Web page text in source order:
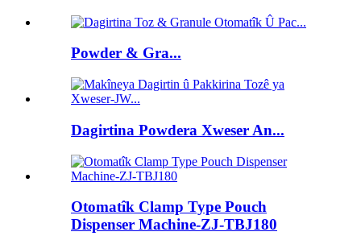
Powder & Gra...
Dagirtina Powdera Xweser An...
Otomatîk Clamp Type Pouch
Dispenser Machine-ZJ-TBJ180